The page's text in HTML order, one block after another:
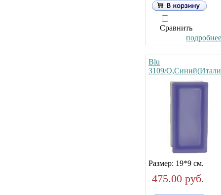
Сравнить
Blu
3109/
Размер: 19*9 см.
475.00 руб.